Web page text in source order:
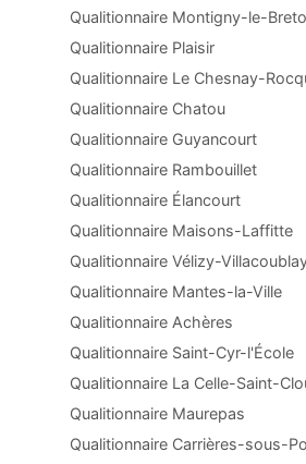
Qualitionnaire Montigny-le-
Qualitionnaire Plaisir
Qualitionnaire Le Chesnay-
Qualitionnaire Chatou
Qualitionnaire Guyancourt
Qualitionnaire Rambouillet
Qualitionnaire Élancourt
Qualitionnaire Maisons-Laffitte
Qualitionnaire Vélizy-
Qualitionnaire Mantes-la-Ville
Qualitionnaire Achères
Qualitionnaire Saint-Cyr-l'École
Qualitionnaire La Celle-Saint-
Qualitionnaire Maurepas
Qualitionnaire Carrières-sous-